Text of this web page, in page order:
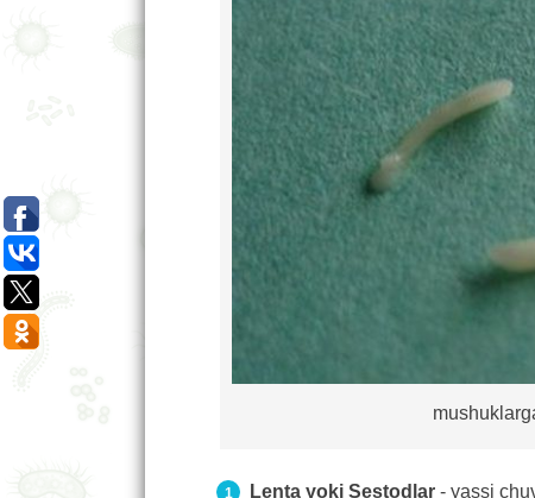
Lenta yoki Sestodlar - yassi